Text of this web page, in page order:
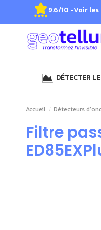
9.6/10 -Voir les
DÉTECTER
Accueil Détecteurs
Filtre